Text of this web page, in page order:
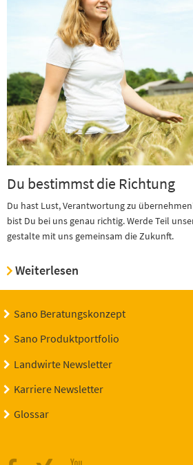
Du bestimmst die Richtung
Du hast Lust, Verantwortung zu
bist Du bei uns genau richtig. Werde Teil
gestalte mit uns gemeinsam die Zukunft.
Weiterlesen
Sano Beratungskonzept
Sano Produktportfolio
Landwirte Newsletter
Karriere Newsletter
Glossar